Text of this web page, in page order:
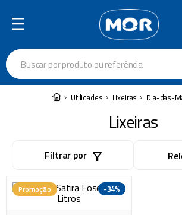
Buscar por produto ou referência
Utilidades Lixeiras Dia-das-
Lixeiras
Filtrar por
-34%
Promoção
Termos mais buscados
garrafa térmica
4º guarda sol
escada